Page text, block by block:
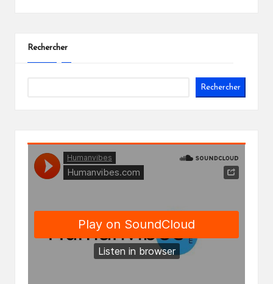
Rechercher
Rechercher